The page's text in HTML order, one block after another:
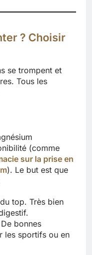
? Choisir
se trompent et
Tous les
(comme
sur la prise en
). Le but est que
top. Très bien
De bonnes
les sportifs ou en